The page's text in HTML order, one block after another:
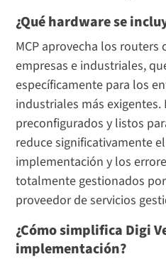
¿Qué hardware se
MCP aprovecha los routers
empresas e industriales,
específicamente para los
industriales más
preconfigurados y listos
reduce significativamente
implementación y los
totalmente gestionados
proveedor de servicios
¿Cómo simplifica Digi
implementación?